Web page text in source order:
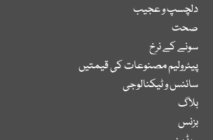
دلچسپ و عجیب
صحت
سونے کے نرخ
پیٹرولیم مصنوعات کی قیمتیں
سائنس و ٹیکنالوجی
بلاگ
بزنس